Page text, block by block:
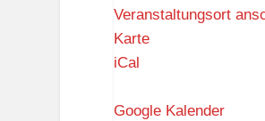
Veranstaltungsort
KarteF
u
iCal
Google Kalender